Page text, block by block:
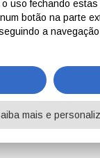
uso fechando estas
botão na parte
a
mais e